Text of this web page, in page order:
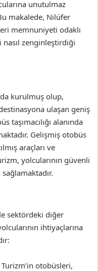
unutulmaz
makalede, Nilüfer
memnuniyeti odaklı
nasıl zenginleştirdiği
kurulmuş olup,
ulaşan geniş
taşımacılığı alanında
Gelişmiş otobüs
araçları ve
yolcularının güvenli
sektördeki diğer
ihtiyaçlarına
otobüsleri,